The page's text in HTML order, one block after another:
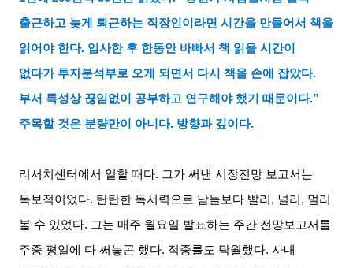
출근하고 늦게 퇴근하는 직장인이라면 시간을 만들어서 책을
읽어야 한다. 입사한 후 한동안 바빠서 책 읽을 시간이
없다가 투자분석부로 오게 되면서 다시 책을 손에 잡았다.
부서 특성상 끊임없이 공부하고 연구해야 했기 때문이다.”
주목할 것은 분량만이 아니다. 방향과 깊이다.
리서치센터에서 일할 때다. 그가 써낸 시장전망 보고서는
독보적이었다. 탄탄한 독서력으로 남들보다 빨리 , 널리 , 멀리
볼 수 있었다. 그는 매주 월요일 발표하는 주간 전망보고서를
주중 평일에 다 써놓곤 했다. 적중률도 탁월했다.사내